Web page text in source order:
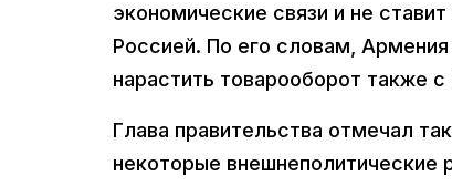
экономические связи и не
Россией. По его словам,
нарастить товарооборот также
Глава правительства отмечал
некоторые